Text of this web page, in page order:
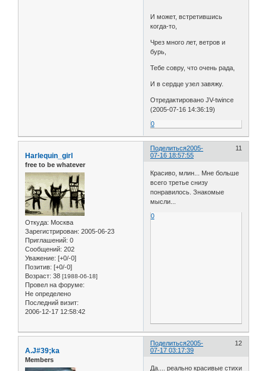
И может, встретившись
когда-то,
Чрез много лет, ветров и
бурь,
Тебе совру, что очень рада,
И в сердце узел завяжу.
Отредактировано JV-twince
(2005-07-16 14:36:19)
0
Поделиться 11
2005-
07-16 18:57:55
Harlequin_girl
free to be whatever
Откуда: Москва
Зарегистрирован: 2005-06-23
Приглашений: 0
Сообщений: 202
Уважение: [+0/-0]
Позитив: [+0/-0]
Возраст: 38 [1988-06-18]
Провел на форуме:
Не определено
Последний визит:
2006-12-17 12:58:42
Красиво, млин... Мне больше
всего третье снизу
понравилось. Знакомые
мысли...
0
Поделиться 12
2005-
07-17 03:17:39
A.J#39;ka
Members
Да.... реально красивые стихи